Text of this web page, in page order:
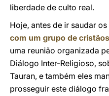
liberdade de culto real.
Hoje, antes de ir saudar
com um grupo de
uma reunião organizada
Diálogo Inter-Religioso,
Tauran, e também eles
prosseguir este diálogo